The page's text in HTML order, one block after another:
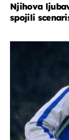
Njihova
spojili